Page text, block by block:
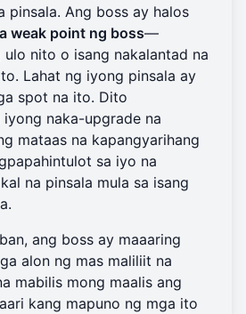
pinsala. Ang boss ay halos
weak point ng boss—
ulo nito o isang nakalantad na
Lahat ng iyong pinsala ay
spot na ito. Dito
naka-upgrade na
mataas na kapangyarihang
sa iyo na
na pinsala mula sa isang
ang boss ay maaaring
alon ng mas maliliit na
mabilis mong maalis ang
kang mapuno ng mga ito